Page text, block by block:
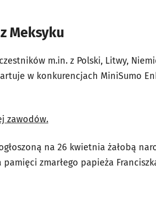
Meksyku
m.in. z Polski, Litwy,
w konkurencjach MiniSumo
zawodów.
na 26 kwietnia żałobą
zmarłego papieża